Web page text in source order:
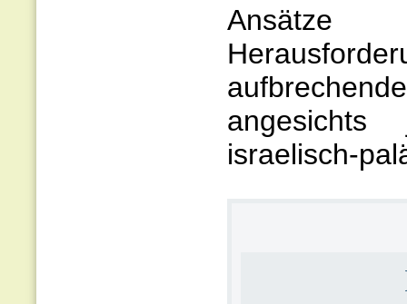
Ansätze
israelisch-